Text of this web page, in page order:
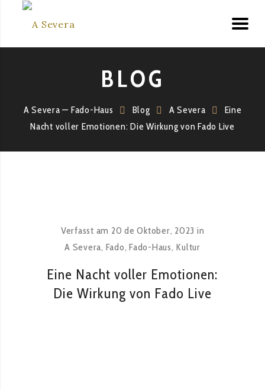
BLOG
A Severa — Fado-Haus Blog A Severa
Eine
Nacht voller Emotionen: Die Wirkung von Fado Live
Verfasst am 20 de Oktober, 2023 in
A Severa, Fado,Fado-Haus, Kultur
Eine Nacht voller Emotionen:
Die Wirkung von Fado Live